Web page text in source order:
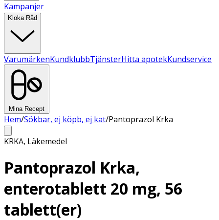
Kampanjer
Kloka Råd
VarumärkenKundklubbTjänsterHitta apotekKundservice
Mina Recept
Hem/Sökbar, ej köpb, ej kat/Pantoprazol Krka
KRKA, Läkemedel
Pantoprazol Krka,
enterotablett 20 mg, 56
tablett(er)